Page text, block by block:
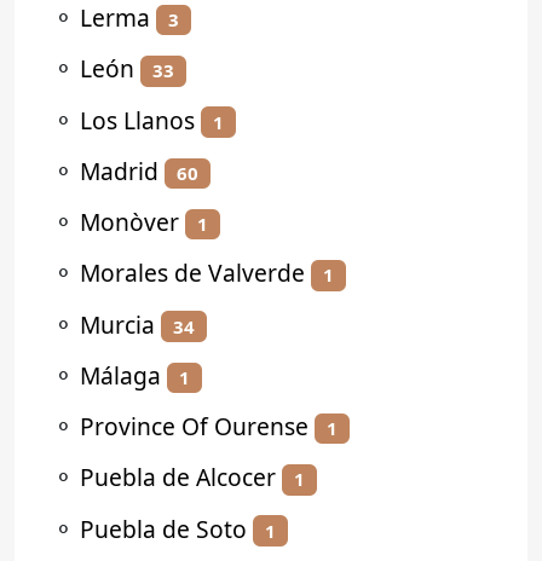
⚬ Lerma 3
⚬ León 33
⚬ Los Llanos 1
⚬ Madrid 60
⚬ Monòver 1
⚬ Morales de Valverde 1
⚬ Murcia 34
⚬ Málaga 1
⚬ Province Of Ourense 1
⚬ Puebla de Alcocer 1
⚬ Puebla de Soto 1